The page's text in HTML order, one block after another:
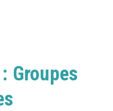
Groupes